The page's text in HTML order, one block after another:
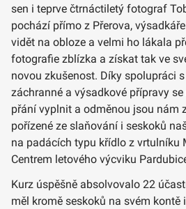
sen i teprve čtrnáctiletý fotograf
pochází přímo z Přerova,
vidět na obloze a velmi ho lákala
fotografie zblízka a získat tak ve
novou zkušenost. Díky spolupráci
záchranné a výsadkové přípravy
přání vyplnit a odměnou jsou nám
pořízené ze slaňování i seskoků
na padácích typu křídlo z vrtulníku
Centrem letového výcviku
Kurz úspěšně absolvovalo 22
měl kromě seskoků na svém kontě